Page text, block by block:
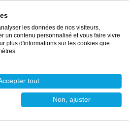
:
des couleurs peuvent être
ouvrable)
à 20%
(précoloration) 3 à 5%
3%.
les données de nos visiteurs,
un contenu personnalisé et vous faire vivre
plus d'informations sur les cookies que
tout
Non, ajuster